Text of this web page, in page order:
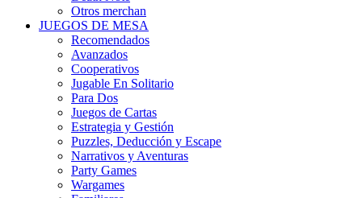
Otros merchan
JUEGOS DE MESA
Recomendados
Avanzados
Cooperativos
Jugable En Solitario
Para Dos
Juegos de Cartas
Estrategia y Gestión
Puzzles, Deducción y Escape
Narrativos y Aventuras
Party Games
Wargames